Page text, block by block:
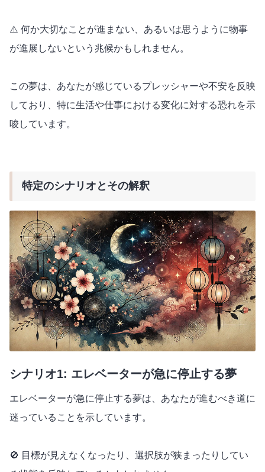
⚠️ 何か大切なことが進まない、あるいは思うように物事
が進展しないという兆候かもしれません。
この夢は、あなたが感じているプレッシャーや不安を反映
しており、特に生活や仕事における変化に対する恐れを示
唆しています。
特定のシナリオとその解釈
シナリオ1: エレベーターが急に停止する夢
エレベーターが急に停止する夢は、あなたが進むべき道に
迷っていることを示しています。
🚫 目標が見えなくなったり、選択肢が狭まったりしてい